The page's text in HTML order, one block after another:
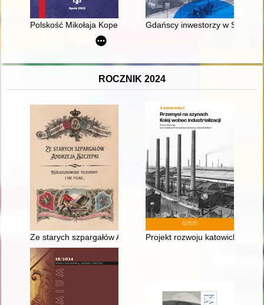
Polskość Mikołaja Kopernika z rodu Ślązaka
Gdańscy inwestorzy w
ROCZNIK 2024
Ze starych szpargałów Andrzeja Szczepki : kościuszkowskie
Projekt rozwoju katowickiego